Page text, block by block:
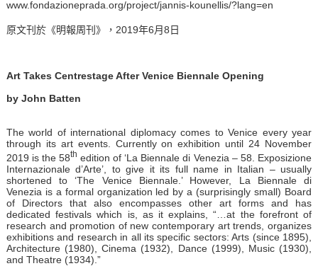
www.fondazioneprada.org/project/jannis-kounellis/?lang=en
原文刊於《明報周刊》，2019年6月8日
Art Takes Centrestage After Venice Biennale Opening
by John Batten
The world of international diplomacy comes to Venice every year
through its art events. Currently on exhibition until 24 November
2019 is the 58th edition of ‘La Biennale di Venezia – 58. Exposizione
Internazionale d’Arte’, to give it its full name in Italian – usually
shortened to ‘The Venice Biennale.’ However, La Biennale di
Venezia is a formal organization led by a (surprisingly small) Board
of Directors that also encompasses other art forms and has
dedicated festivals which is, as it explains, “…at the forefront of
research and promotion of new contemporary art trends, organizes
exhibitions and research in all its specific sectors: Arts (since 1895),
Architecture (1980), Cinema (1932), Dance (1999), Music (1930),
and Theatre (1934).”